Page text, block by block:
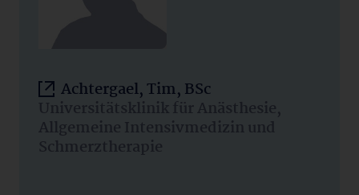
Achtergael, Tim, BSc
Universitätsklinik für Anästhesie,
Allgemeine Intensivmedizin und
Schmerztherapie